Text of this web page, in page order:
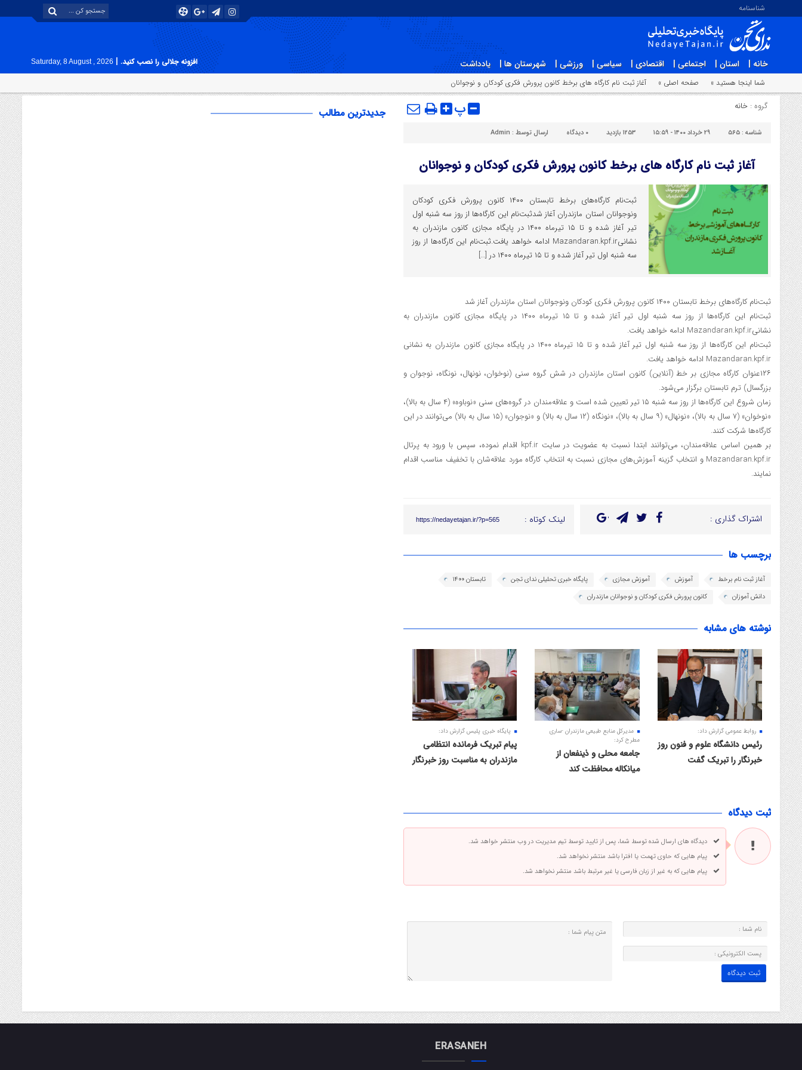
شناسنامه
خانه | استان | اجتماعی | اقتصادی | سیاسی | ورزشی | شهرستان ها | یادداشت افزونه جلالی را نصب کنید. |
Saturday, 8 August , 2026
شما اینجا هستید » صفحه اصلی » آغاز ثبت نام کارگاه های برخط کانون پرورش فکری کودکان و نوجوانان
گروه : خانه پ
شناسه : ۵۶۵ ۲۹ خرداد ۱۴۰۰ - ۱۵:۵۹ ۱۲۵۳ بازدید ۰ دیدگاه ارسال توسط : Admin
آغاز ثبت نام کارگاه های برخط کانون پرورش فکری کودکان و نوجوانان
ثبت‌نام کارگاه‌های برخط تابستان ۱۴۰۰ کانون پرورش فکری کودکان
ونوجوانان استان مازندران آغاز شدثبت‌نام این کارگاه‌ها از روز سه شنبه اول
تیر آغاز شده و تا ۱۵ تیرماه ۱۴۰۰ در پایگاه مجازی کانون مازندران به
نشانیMazandaran.kpf.ir ادامه خواهد یافت.ثبت‌نام این کارگاه‌ها از روز
سه شنبه اول تیر آغاز شده و تا ۱۵ تیرماه ۱۴۰۰ در […]
ثبت‌نام کارگاه‌های برخط تابستان ۱۴۰۰ کانون پرورش فکری کودکان ونوجوانان استان مازندران آغاز شد
ثبت‌نام این کارگاه‌ها از روز سه شنبه اول تیر آغاز شده و تا ۱۵ تیرماه ۱۴۰۰ در پایگاه مجازی کانون مازندران به
نشانیMazandaran.kpf.ir ادامه خواهد یافت.
ثبت‌نام این کارگاه‌ها از روز سه شنبه اول تیر آغاز شده و تا ۱۵ تیرماه ۱۴۰۰ در پایگاه مجازی کانون مازندران به نشانی
Mazandaran.kpf.ir ادامه خواهد یافت.
۱۲۶عنوان کارگاه مجازی بر خط (آنلاین) کانون استان مازندران در شش گروه سنی (نوخوان، نونهال، نونگاه، نوجوان و
بزرگسال) ترم تابستان برگزار می‌شود.
زمان شروع این کارگاه‌ها از روز سه شنبه ۱۵ تیر تعیین شده است و علاقه‌مندان در گروه‌های سنی «نوباوه» (۴ سال به بالا)،
«نوخوان» (۷ سال به بالا)، «نونهال» (۹ سال به بالا)، «نونگاه (۱۲ سال به بالا) و «نوجوان» (۱۵ سال به بالا) می‌توانند در این
کارگاه‌ها شرکت کنند.
بر همین اساس علاقه‌مندان، می‌توانند ابتدا نسبت به عضویت در سایت kpf.ir اقدام نموده، سپس با ورود به پرتال
Mazandaran.kpf.ir و انتخاب گزینه آموزش‌های مجازی نسبت به انتخاب کارگاه مورد علاقه‌شان با تخفیف مناسب اقدام
نمایند.
اشتراک گذاری : لینک کوتاه : https://nedayetajan.ir/?p=565
برچسب ها
آغاز ثبت نام برخط آموزش آموزش مجازی پایگاه خبری تحلیلی ندای تجن
تابستان ۱۴۰۰
دانش آموزان
کانون پرورش فکری کودکان و نوجوانان مازندران
نوشته های مشابه
روابط عمومی گزارش داد:
رئیس دانشگاه علوم و فنون روز
خبرنگار را تبریک گفت
مدیرکل منابع طبیعی مازندران -ساری
مطرح کرد:
جامعه محلی و ذینفعان از
میانکاله محافظت کند
پایگاه خبری پلیس گزارش داد:
پیام تبریک فرمانده انتظامی
مازندران به مناسبت روز خبرنگار
ثبت دیدگاه
دیدگاه های ارسال شده توسط شما، پس از تایید توسط تیم مدیریت در وب منتشر خواهد شد.
پیام هایی که حاوی تهمت یا افترا باشد منتشر نخواهد شد.
پیام هایی که به غیر از زبان فارسی یا غیر مرتبط باشد منتشر نخواهد شد.
جدیدترین مطالب
ERASANEH